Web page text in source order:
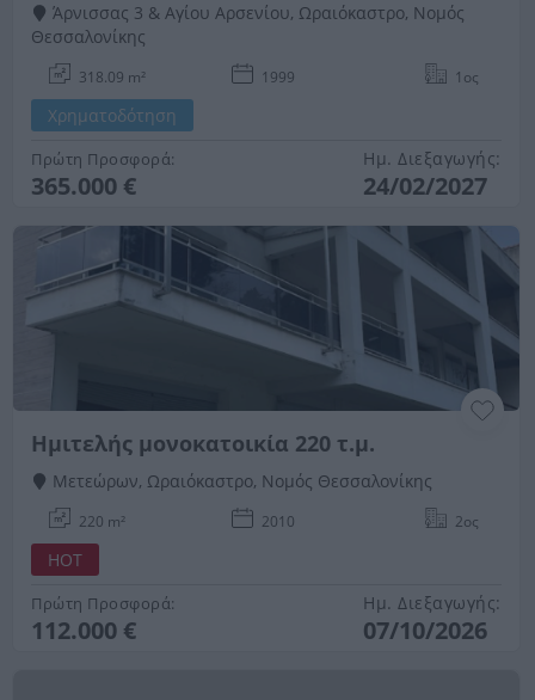
Άρνισσας 3 & Αγίου Αρσενίου, Ωραιόκαστρο, Νομός
Θεσσαλονίκης
318.09 m² 1999 1ος
Χρηματοδότηση
Πρώτη Προσφορά:
365.000 €
Ημ. Διεξαγωγής:
24/02/2027
Ημιτελής μονοκατοικία 220 τ.μ.
Μετεώρων, Ωραιόκαστρο, Νομός Θεσσαλονίκης
220 m² 2010 2ος
HOT
Πρώτη Προσφορά:
112.000 €
Ημ. Διεξαγωγής:
07/10/2026